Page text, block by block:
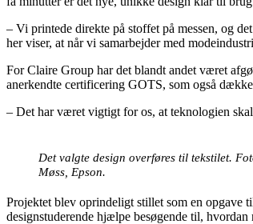
– Vi printede direkte på stoffet på messen, og
her viser, at når vi samarbejder med
For Claire Group har det blandt andet været
anerkendte certificering GOTS, som også
– Det har været vigtigt for os, at teknologien
Det valgte design overføres til tekstilet.
Møss, Epson.
Projektet blev oprindeligt stillet som en opgave
designstuderende hjælpe besøgende til, hvordan